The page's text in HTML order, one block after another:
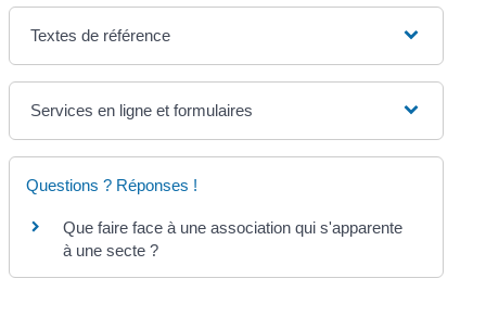
Textes de référence
Services en ligne et formulaires
Questions ? Réponses !
Que faire face à une association qui s'apparente
à une secte ?